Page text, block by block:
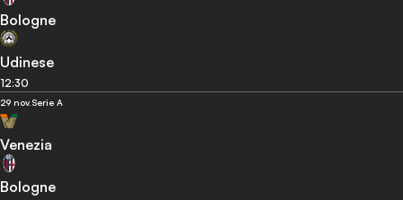
Bologne
Udinese
12:30
29 nov. Serie A
Venezia
Bologne